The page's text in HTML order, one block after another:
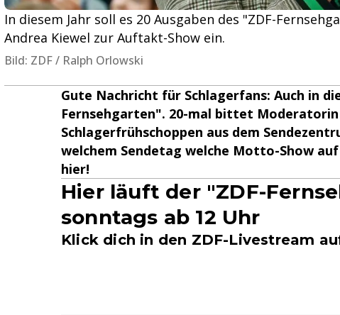
In diesem Jahr soll es 20 Ausgaben des "ZDF-
Andrea Kiewel zur Auftakt-Show ein.
Bild: ZDF / Ralph Orlowski
Gute Nachricht für Schlagerfans: Auch in
Fernsehgarten". 20-mal bittet
Schlagerfrühschoppen aus dem
welchem Sendetag welche Motto-Show
hier!
Hier läuft der "ZDF-
sonntags ab 12 Uhr
Klick dich in den ZDF-Livestream